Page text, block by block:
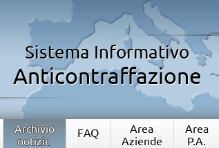
Sistema Informativo
Anticontraffazione
Archivio
notizie
FAQ
Area
Aziende
Area
P.A.